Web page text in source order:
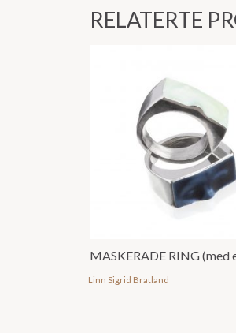
RELATERTE
MASKERADE RING (med
Linn Sigrid Bratland